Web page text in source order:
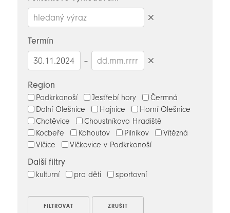
Termín
–
Region
Podkrkonoší Jestřebí hory
Čermná
Dolní Olešnice
Hajnice
Horní Olešnice
Chotěvice
Choustníkovo Hradiště
Kocbeře
Kohoutov Pilníkov
Vítězná
Vlčice
Vlčkovice v Podkrkonoší
Další filtry
kulturní pro děti sportovní